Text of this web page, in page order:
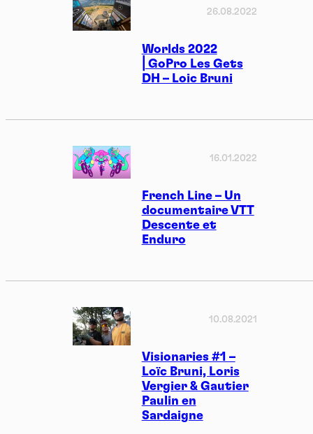
Worlds 2022
⎜GoPro Les Gets
DH – Loic Bruni
26.08.2022
French Line – Un
documentaire VTT
Descente et
Enduro
16.01.2022
Visionaries #1 –
Loïc Bruni, Loris
Vergier & Gautier
Paulin en
Sardaigne
10.08.2021